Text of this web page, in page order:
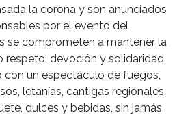
la corona y son anunciados
por el evento del
se comprometen a mantener la
respeto, devoción y solidaridad.
con un espectáculo de fuegos,
letanías, cantigas regionales,
dulces y bebidas, sin jamás